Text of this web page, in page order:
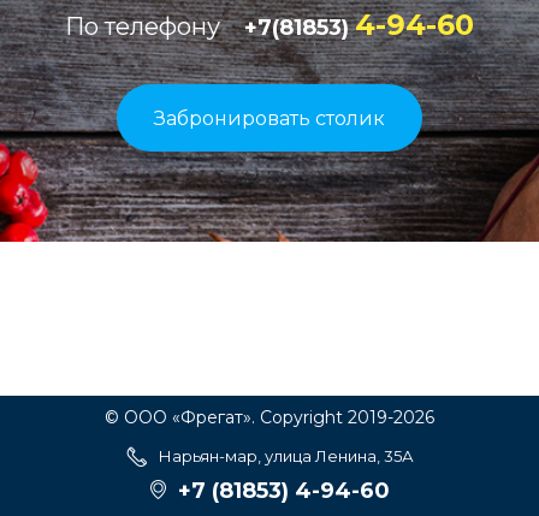
По телефону +7(81853)4-94-60
Забронировать столик
© ООО «Фрегат». Copyright 2019-2026
Нарьян-мар, улица Ленина, 35А
+7 (81853) 4-94-60